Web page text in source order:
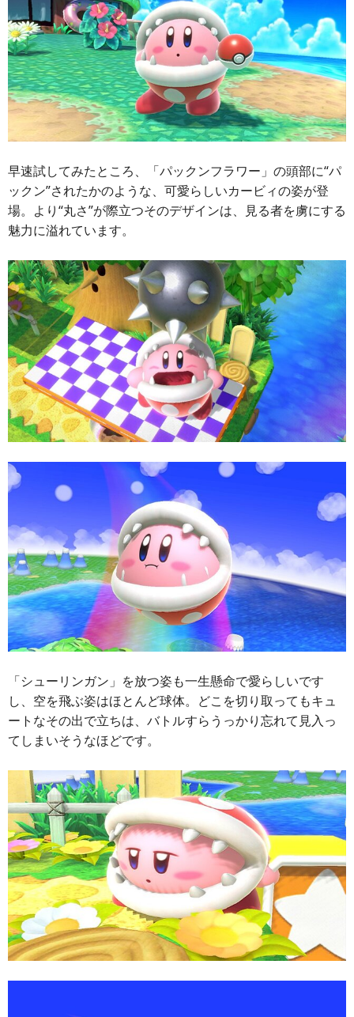
早速試してみたところ、「パックンフラワー」の頭部に“パ
ックン”されたかのような、可愛らしいカービィの姿が登
場。より“丸さ”が際立つそのデザインは、見る者を虜にする
魅力に溢れています。
「シューリンガン」を放つ姿も一生懸命で愛らしいです
し、空を飛ぶ姿はほとんど球体。どこを切り取ってもキュ
ートなその出で立ちは、バトルすらうっかり忘れて見入っ
てしまいそうなほどです。